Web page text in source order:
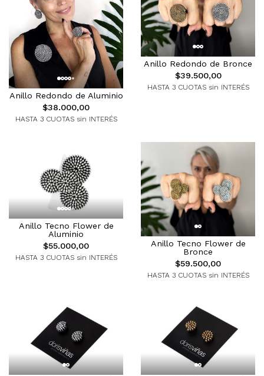
Anillo Redondo de Aluminio
$38.000,00
HASTA 3 CUOTAS sin INTERÉS
Anillo Redondo de Bronce
$39.500,00
HASTA 3 CUOTAS sin INTERÉS
Anillo Tecno Flower de
Aluminio
$55.000,00
HASTA 3 CUOTAS sin INTERÉS
Anillo Tecno Flower de
Bronce
$59.500,00
HASTA 3 CUOTAS sin INTERÉS